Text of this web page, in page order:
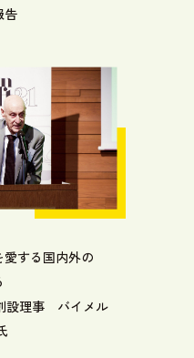
告
する国内外の
設理事 バイメル